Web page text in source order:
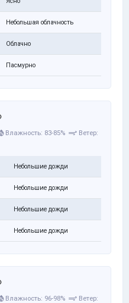
Небольшая облачность
Облачно
Пасмурно
Влажность: 83-85%
Ветер:
Небольшие дожди
Небольшие дожди
Небольшие дожди
Небольшие дожди
Влажность: 96-98%
Ветер: